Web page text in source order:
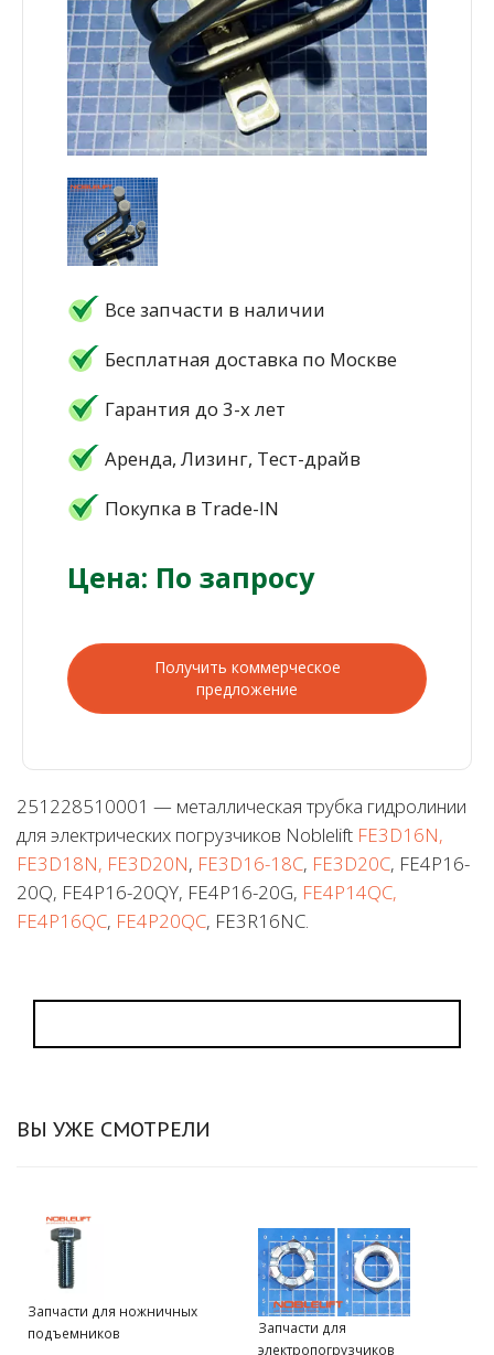
Все запчасти в наличии
Бесплатная доставка по Москве
Гарантия до 3-х лет
Аренда, Лизинг, Тест-драйв
Покупка в Trade-IN
Цена: По запросу
Получить коммерческое
предложение
251228510001 — металлическая трубка гидролинии
для электрических погрузчиков Noblelift FE3D16N,
FE3D18N, FE3D20N, FE3D16-18C, FE3D20C, FE4P16-
20Q, FE4P16-20QY, FE4P16-20G, FE4P14QC,
FE4P16QC, FE4P20QC, FE3R16NC.
ВЫ УЖЕ СМОТРЕЛИ
Запчасти для ножничных
подъемников
Запчасти для
электропогрузчиков